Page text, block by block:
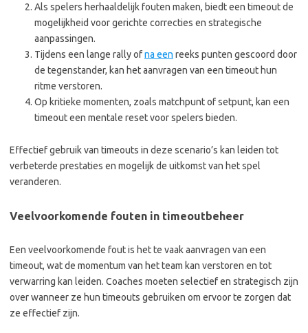
Als spelers herhaaldelijk fouten maken, biedt een timeout de
mogelijkheid voor gerichte correcties en strategische
aanpassingen.
Tijdens een lange rally ofna een reeks punten gescoord door
de tegenstander, kan het aanvragen van een timeout hun
ritme verstoren.
Op kritieke momenten, zoals matchpunt of setpunt, kan een
timeout een mentale reset voor spelers bieden.
Effectief gebruik van timeouts in deze scenario’s kan leiden tot
verbeterde prestaties en mogelijk de uitkomst van het spel
veranderen.
Veelvoorkomende fouten in timeoutbeheer
Een veelvoorkomende fout is het te vaak aanvragen van een
timeout, wat de momentum van het team kan verstoren en tot
verwarring kan leiden. Coaches moeten selectief en strategisch zijn
over wanneer ze hun timeouts gebruiken om ervoor te zorgen dat
ze effectief zijn.